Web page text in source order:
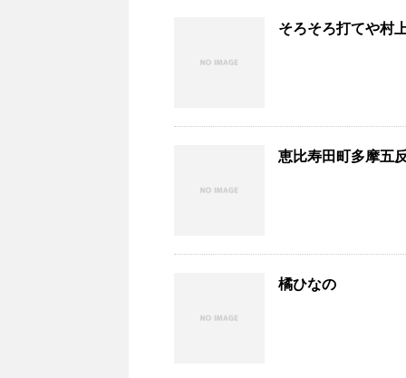
そろそろ打てや村
恵比寿田町多摩五
橘ひなの